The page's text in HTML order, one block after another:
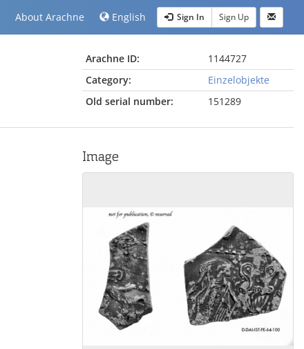
About Arachne English Sign In Sign Up
Arachne ID:
1144727
Category:
Einzelobjekte
Old serial number:
151289
Image